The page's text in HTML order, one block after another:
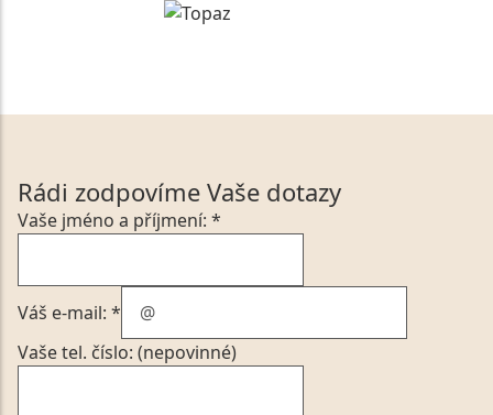
Rádi zodpovíme Vaše dotazy
Vaše jméno a příjmení: *
Váš e-mail: *
Vaše tel. číslo: (nepovinné)